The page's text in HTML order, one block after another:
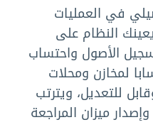
في العمليات
النظام على
الأصول واحتساب
لمخازن ومحلات
للتعديل، ويترتب
ميزان المراجعة